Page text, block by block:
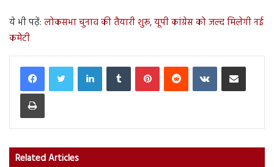
ये भी पढ़ें: लोकसभा चुनाव की तैयारी शुरू, यूपी कांग्रेस को जल्द मिलेगी नई
कमेटी
LinkedInTumblr PinterestReddit VKontakteShare via Email
Print
Related Articles